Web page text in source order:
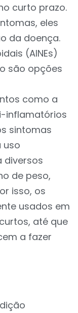
curto prazo.
eles
da doença.
(AINEs)
são opções
como a
inflamatórios
sintomas
uso
diversos
de peso,
isso, os
usados em
até que
a fazer